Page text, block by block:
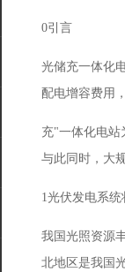
0引言
光储充一体化
配电增容费用
充"一体化电站
与此同时，大
1光伏发电系统
我国光照资源
北地区是我国